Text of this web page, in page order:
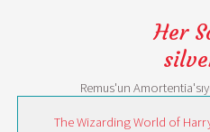
Her
Remus'un
The Wizarding World of